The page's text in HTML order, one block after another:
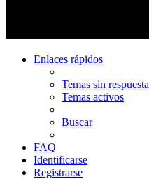
Enlaces rápidos
Temas sin respuesta
Temas activos
Buscar
FAQ
Identificarse
Registrarse